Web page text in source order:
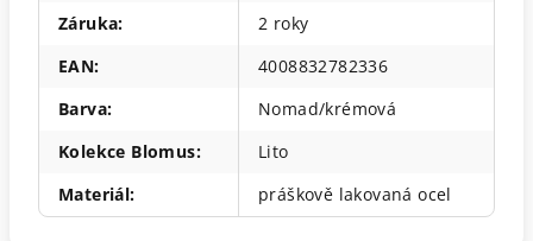
Záruka:
2 roky
EAN:
4008832782336
Barva:
Nomad/krémová
Kolekce Blomus:
Lito
Materiál: práškově lakovaná ocel